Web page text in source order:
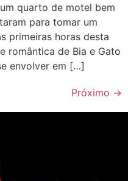
quarto de motel bem
para tomar um
primeiras horas desta
romântica de Bia e Gato
envolver em […]
Próximo →